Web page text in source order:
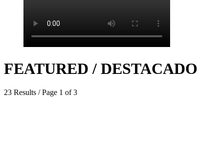
FEATURED / DESTACADO
23 Results / Page 1 of 3